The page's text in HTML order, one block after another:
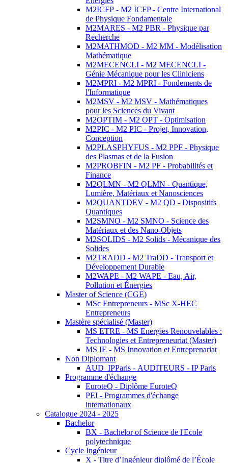
M2ICFP - M2 ICFP - Centre International
de Physique Fondamentale
M2MARES - M2 PBR - Physique par
Recherche
M2MATHMOD - M2 MM - Modélisation
Mathématique
M2MECENCLI - M2 MECENCLI -
Génie Mécanique pour les Cliniciens
M2MPRI - M2 MPRI - Fondements de
l'Informatique
M2MSV - M2 MSV - Mathématiques
pour les Sciences du Vivant
M2OPTIM - M2 OPT - Optimisation
M2PIC - M2 PIC - Projet, Innovation,
Conception
M2PLASPHYFUS - M2 PPF - Physique
des Plasmas et de la Fusion
M2PROBFIN - M2 PF - Probabilités et
Finance
M2QLMN - M2 QLMN - Quantique,
Lumière, Matériaux et Nanosciences
M2QUANTDEV - M2 QD - Dispositifs
Quantiques
M2SMNO - M2 SMNO - Science des
Matériaux et des Nano-Objets
M2SOLIDS - M2 Solids - Mécanique des
Solides
M2TRADD - M2 TraDD - Transport et
Développement Durable
M2WAPE - M2 WAPE - Eau, Air,
Pollution et Énergies
Master of Science (CGE)
MSc Entrepreneurs - MSc X-HEC
Entrepreneurs
Mastère spécialisé (Master)
MS ETRE - MS Energies Renouvelables :
Technologies et Entrepreneuriat (Master)
MS IE - MS Innovation et Entreprenariat
Non Diplomant
AUD_IPParis - AUDITEURS - IP Paris
Programme d'échange
EuroteQ - Diplôme EuroteQ
PEI - Programmes d'échange
internationaux
Catalogue 2024 - 2025
Bachelor
BX - Bachelor of Science de l'Ecole
polytechnique
Cycle Ingénieur
X - Titre d’Ingénieur diplômé de l’École